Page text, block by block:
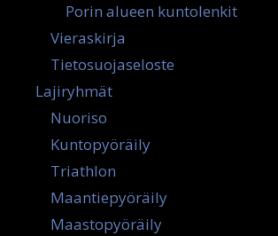
Porin alueen kuntolenkit
Vieraskirja
Tietosuojaseloste
Lajiryhmät
Nuoriso
Kuntopyöräily
Triathlon
Maantiepyöräily
Maastopyöräily